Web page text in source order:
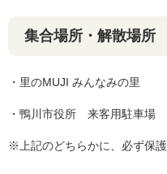
集合場所・解散場所
・里のMUJI みんなみの里
・鴨川市役所 来客用駐車場
※上記のどちらかに、必ず保護